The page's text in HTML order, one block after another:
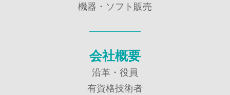
機器・ソフト販売
会社概要
沿革・役員
有資格技術者